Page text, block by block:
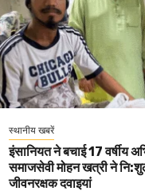
स्थानीय खबरें
इंसानियत ने बचाई 17 वर्षीय
समाजसेवी मोहन खत्री ने
जीवनरक्षक दवाइयां